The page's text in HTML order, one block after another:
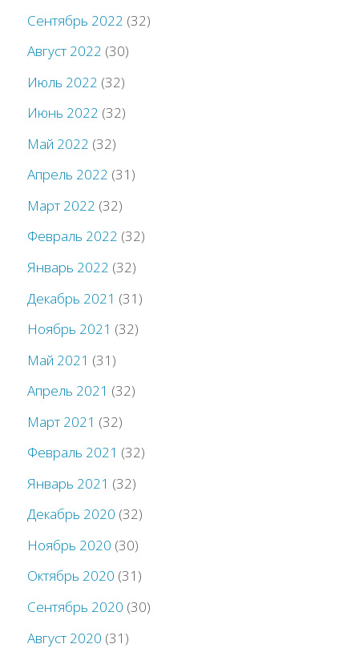
Сентябрь 2022 (32)
Август 2022 (30)
Июль 2022 (32)
Июнь 2022 (32)
Май 2022 (32)
Апрель 2022 (31)
Март 2022 (32)
Февраль 2022 (32)
Январь 2022 (32)
Декабрь 2021 (31)
Ноябрь 2021 (32)
Май 2021 (31)
Апрель 2021 (32)
Март 2021 (32)
Февраль 2021 (32)
Январь 2021 (32)
Декабрь 2020 (32)
Ноябрь 2020 (30)
Октябрь 2020 (31)
Сентябрь 2020 (30)
Август 2020 (31)